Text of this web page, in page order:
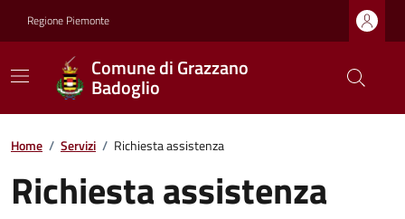
Regione Piemonte
Comune di Grazzano
Badoglio
Home / Servizi / Richiesta assistenza
Richiesta assistenza